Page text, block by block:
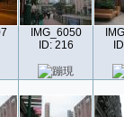
IMG_6050
ID: 216